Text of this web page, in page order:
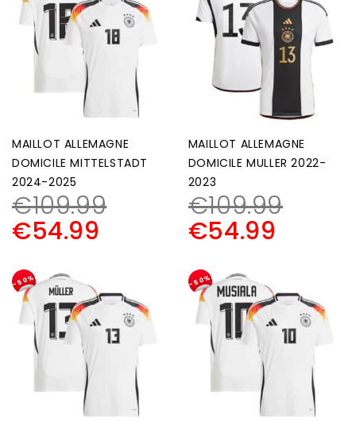
MAILLOT ALLEMAGNE
DOMICILE MITTELSTADT
2024-2025
€109.99
€54.99
MAILLOT ALLEMAGNE
DOMICILE MULLER 2022-
2023
€109.99
€54.99
-50% -50%